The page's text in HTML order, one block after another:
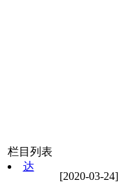
栏目列表
[2020-03-24]
达